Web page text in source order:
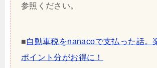
参照ください。
■自動車税をnanacoで支払った話。
ポイント分がお得に！